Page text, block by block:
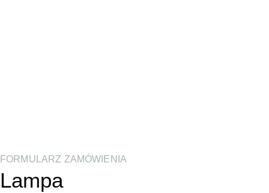
FORMULARZ ZAMÓWIENIA
Lampa